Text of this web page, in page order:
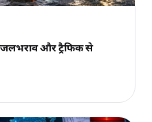
जलभराव और ट्रैफिक से